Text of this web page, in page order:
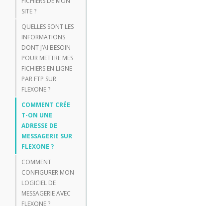
SITE ?
QUELLES SONT LES
INFORMATIONS
DONT J’AI BESOIN
POUR METTRE MES
FICHIERS EN LIGNE
PAR FTP SUR
FLEXONE ?
COMMENT CRÉE
T-ON UNE
ADRESSE DE
MESSAGERIE SUR
FLEXONE ?
COMMENT
CONFIGURER MON
LOGICIEL DE
MESSAGERIE AVEC
FLEXONE ?